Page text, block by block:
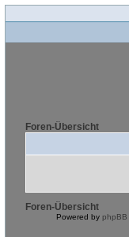
Foren-Übersicht
Foren-Übersicht
Powered by phpBB